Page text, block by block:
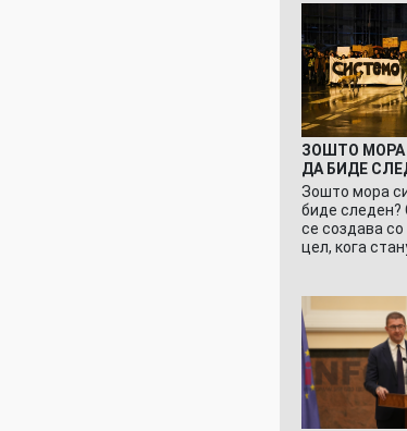
ЗОШТО
ДА БИДЕ
Зошто мора
биде следен?
се создава
цел, кога